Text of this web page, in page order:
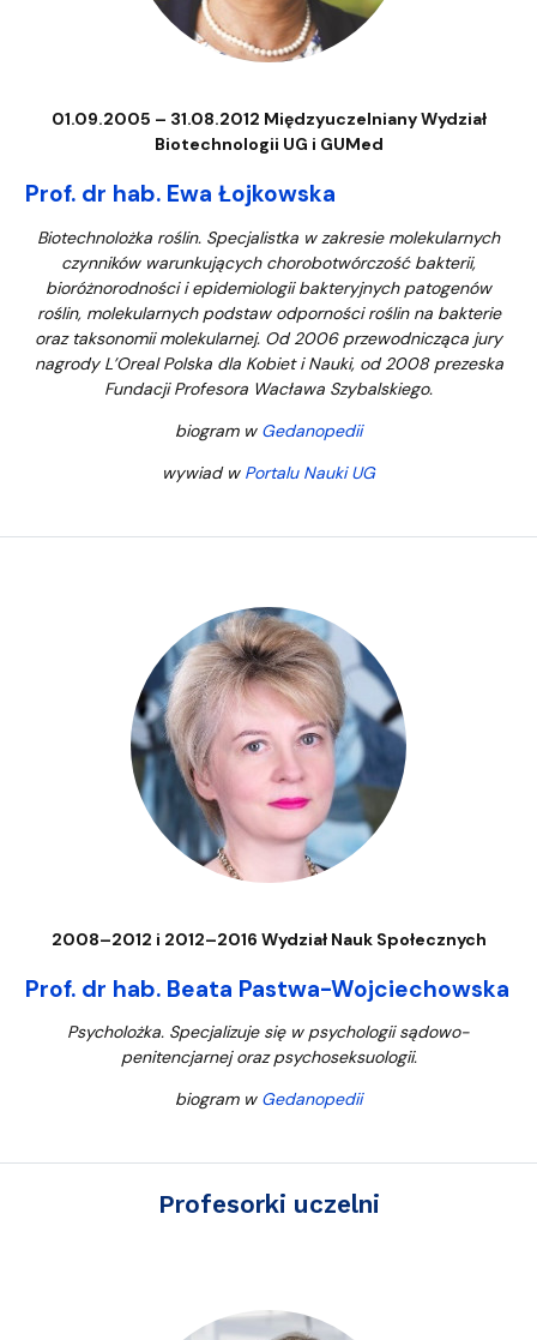
01.09.2005 – 31.08.2012 Międzyuczelniany Wydział
Biotechnologii UG i GUMed
Prof. dr hab. Ewa Łojkowska
Biotechnolożka roślin. Specjalistka w zakresie molekularnych
czynników warunkujących chorobotwórczość bakterii,
bioróżnorodności i epidemiologii bakteryjnych patogenów
roślin, molekularnych podstaw odporności roślin na bakterie
oraz taksonomii molekularnej. Od 2006 przewodnicząca jury
nagrody L’Oreal Polska dla Kobiet i Nauki, od 2008 prezeska
Fundacji Profesora Wacława Szybalskiego.
biogram w Gedanopedii
wywiad w Portalu Nauki UG
2008–2012 i 2012–2016 Wydział Nauk Społecznych
Prof. dr hab. Beata Pastwa-Wojciechowska
Psycholożka. Specjalizuje się w psychologii sądowo-
penitencjarnej oraz psychoseksuologii.
biogram w Gedanopedii
Profesorki uczelni